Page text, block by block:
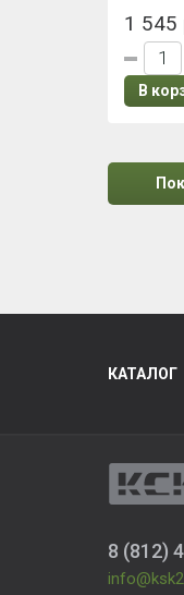
1 545
В
КАТАЛОГ
8 (812)